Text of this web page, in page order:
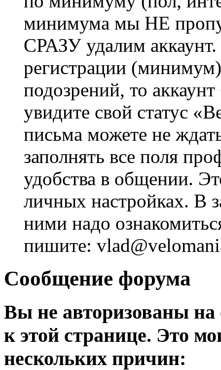
минимума мы НЕ
СРАЗУ удалим
регистрации
подозрений, то
увидите свой статус
письма можете не
заполнять все поля
удобства в общении.
личных настройках. В
ними надо
пишите:
Сообщение форума
Вы не авторизованы на
к этой странице. Это
нескольких причин: